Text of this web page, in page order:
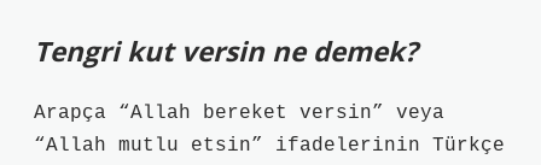
Tengri kut versin ne demek?
Arapça “Allah bereket versin” veya
“Allah mutlu etsin” ifadelerinin Türkçe